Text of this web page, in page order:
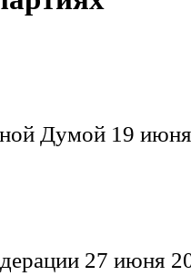
Думой 19
27 июня